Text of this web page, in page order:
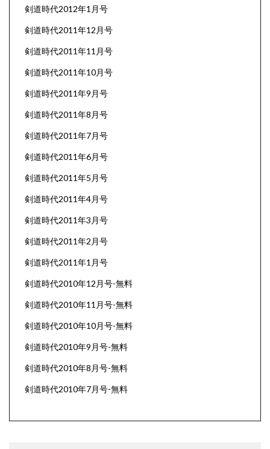
剣道時代2012年1月号
剣道時代2011年12月号
剣道時代2011年11月号
剣道時代2011年10月号
剣道時代2011年9月号
剣道時代2011年8月号
剣道時代2011年7月号
剣道時代2011年6月号
剣道時代2011年5月号
剣道時代2011年4月号
剣道時代2011年3月号
剣道時代2011年2月号
剣道時代2011年1月号
剣道時代2010年12月号-無料
剣道時代2010年11月号-無料
剣道時代2010年10月号-無料
剣道時代2010年9月号-無料
剣道時代2010年8月号-無料
剣道時代2010年7月号-無料